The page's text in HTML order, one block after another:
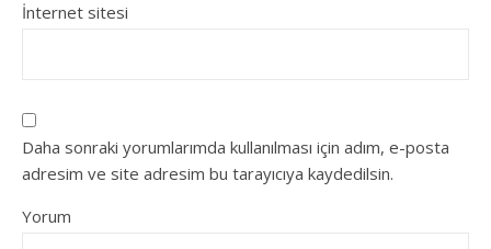
İnternet sitesi
Daha sonraki yorumlarımda kullanılması için adım, e-posta
adresim ve site adresim bu tarayıcıya kaydedilsin.
Yorum